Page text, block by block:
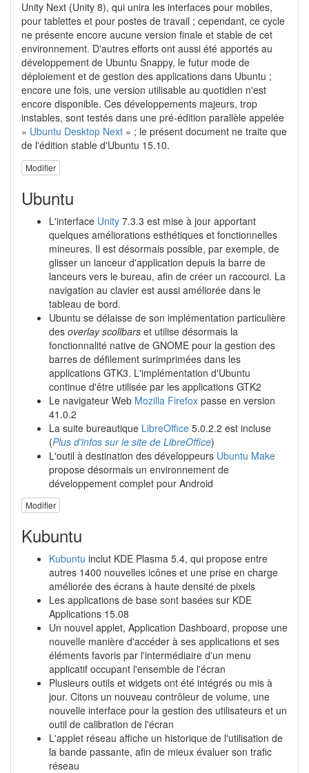
Unity Next (Unity 8), qui unira les interfaces pour mobiles,
pour tablettes et pour postes de travail ; cependant, ce cycle
ne présente encore aucune version finale et stable de cet
environnement. D'autres efforts ont aussi été apportés au
développement de Ubuntu Snappy, le futur mode de
déploiement et de gestion des applications dans Ubuntu ;
encore une fois, une version utilisable au quotidien n'est
encore disponible. Ces développements majeurs, trop
instables, sont testés dans une pré-édition parallèle appelée
« Ubuntu Desktop Next » ; le présent document ne traite que
de l'édition stable d'Ubuntu 15.10.
Modifier
Ubuntu
L'interface Unity 7.3.3 est mise à jour apportant
quelques améliorations esthétiques et fonctionnelles
mineures. Il est désormais possible, par exemple, de
glisser un lanceur d'application depuis la barre de
lanceurs vers le bureau, afin de créer un raccourci. La
navigation au clavier est aussi améliorée dans le
tableau de bord.
Ubuntu se délaisse de son implémentation particulière
des overlay scollbars et utilise désormais la
fonctionnalité native de GNOME pour la gestion des
barres de défilement surimprimées dans les
applications GTK3. L'implémentation d'Ubuntu
continue d'être utilisée par les applications GTK2
Le navigateur Web Mozilla Firefox passe en version
41.0.2
La suite bureautique LibreOffice 5.0.2.2 est incluse
(Plus d'infos sur le site de LibreOffice)
L'outil à destination des développeurs Ubuntu Make
propose désormais un environnement de
développement complet pour Android
Modifier
Kubuntu
Kubuntu inclut KDE Plasma 5.4, qui propose entre
autres 1400 nouvelles icônes et une prise en charge
améliorée des écrans à haute densité de pixels
Les applications de base sont basées sur KDE
Applications 15.08
Un nouvel applet, Application Dashboard, propose une
nouvelle manière d'accéder à ses applications et ses
éléments favoris par l'intermédiaire d'un menu
applicatif occupant l'ensemble de l'écran
Plusieurs outils et widgets ont été intégrés ou mis à
jour. Citons un nouveau contrôleur de volume, une
nouvelle interface pour la gestion des utilisateurs et un
outil de calibration de l'écran
L'applet réseau affiche un historique de l'utilisation de
la bande passante, afin de mieux évaluer son trafic
réseau